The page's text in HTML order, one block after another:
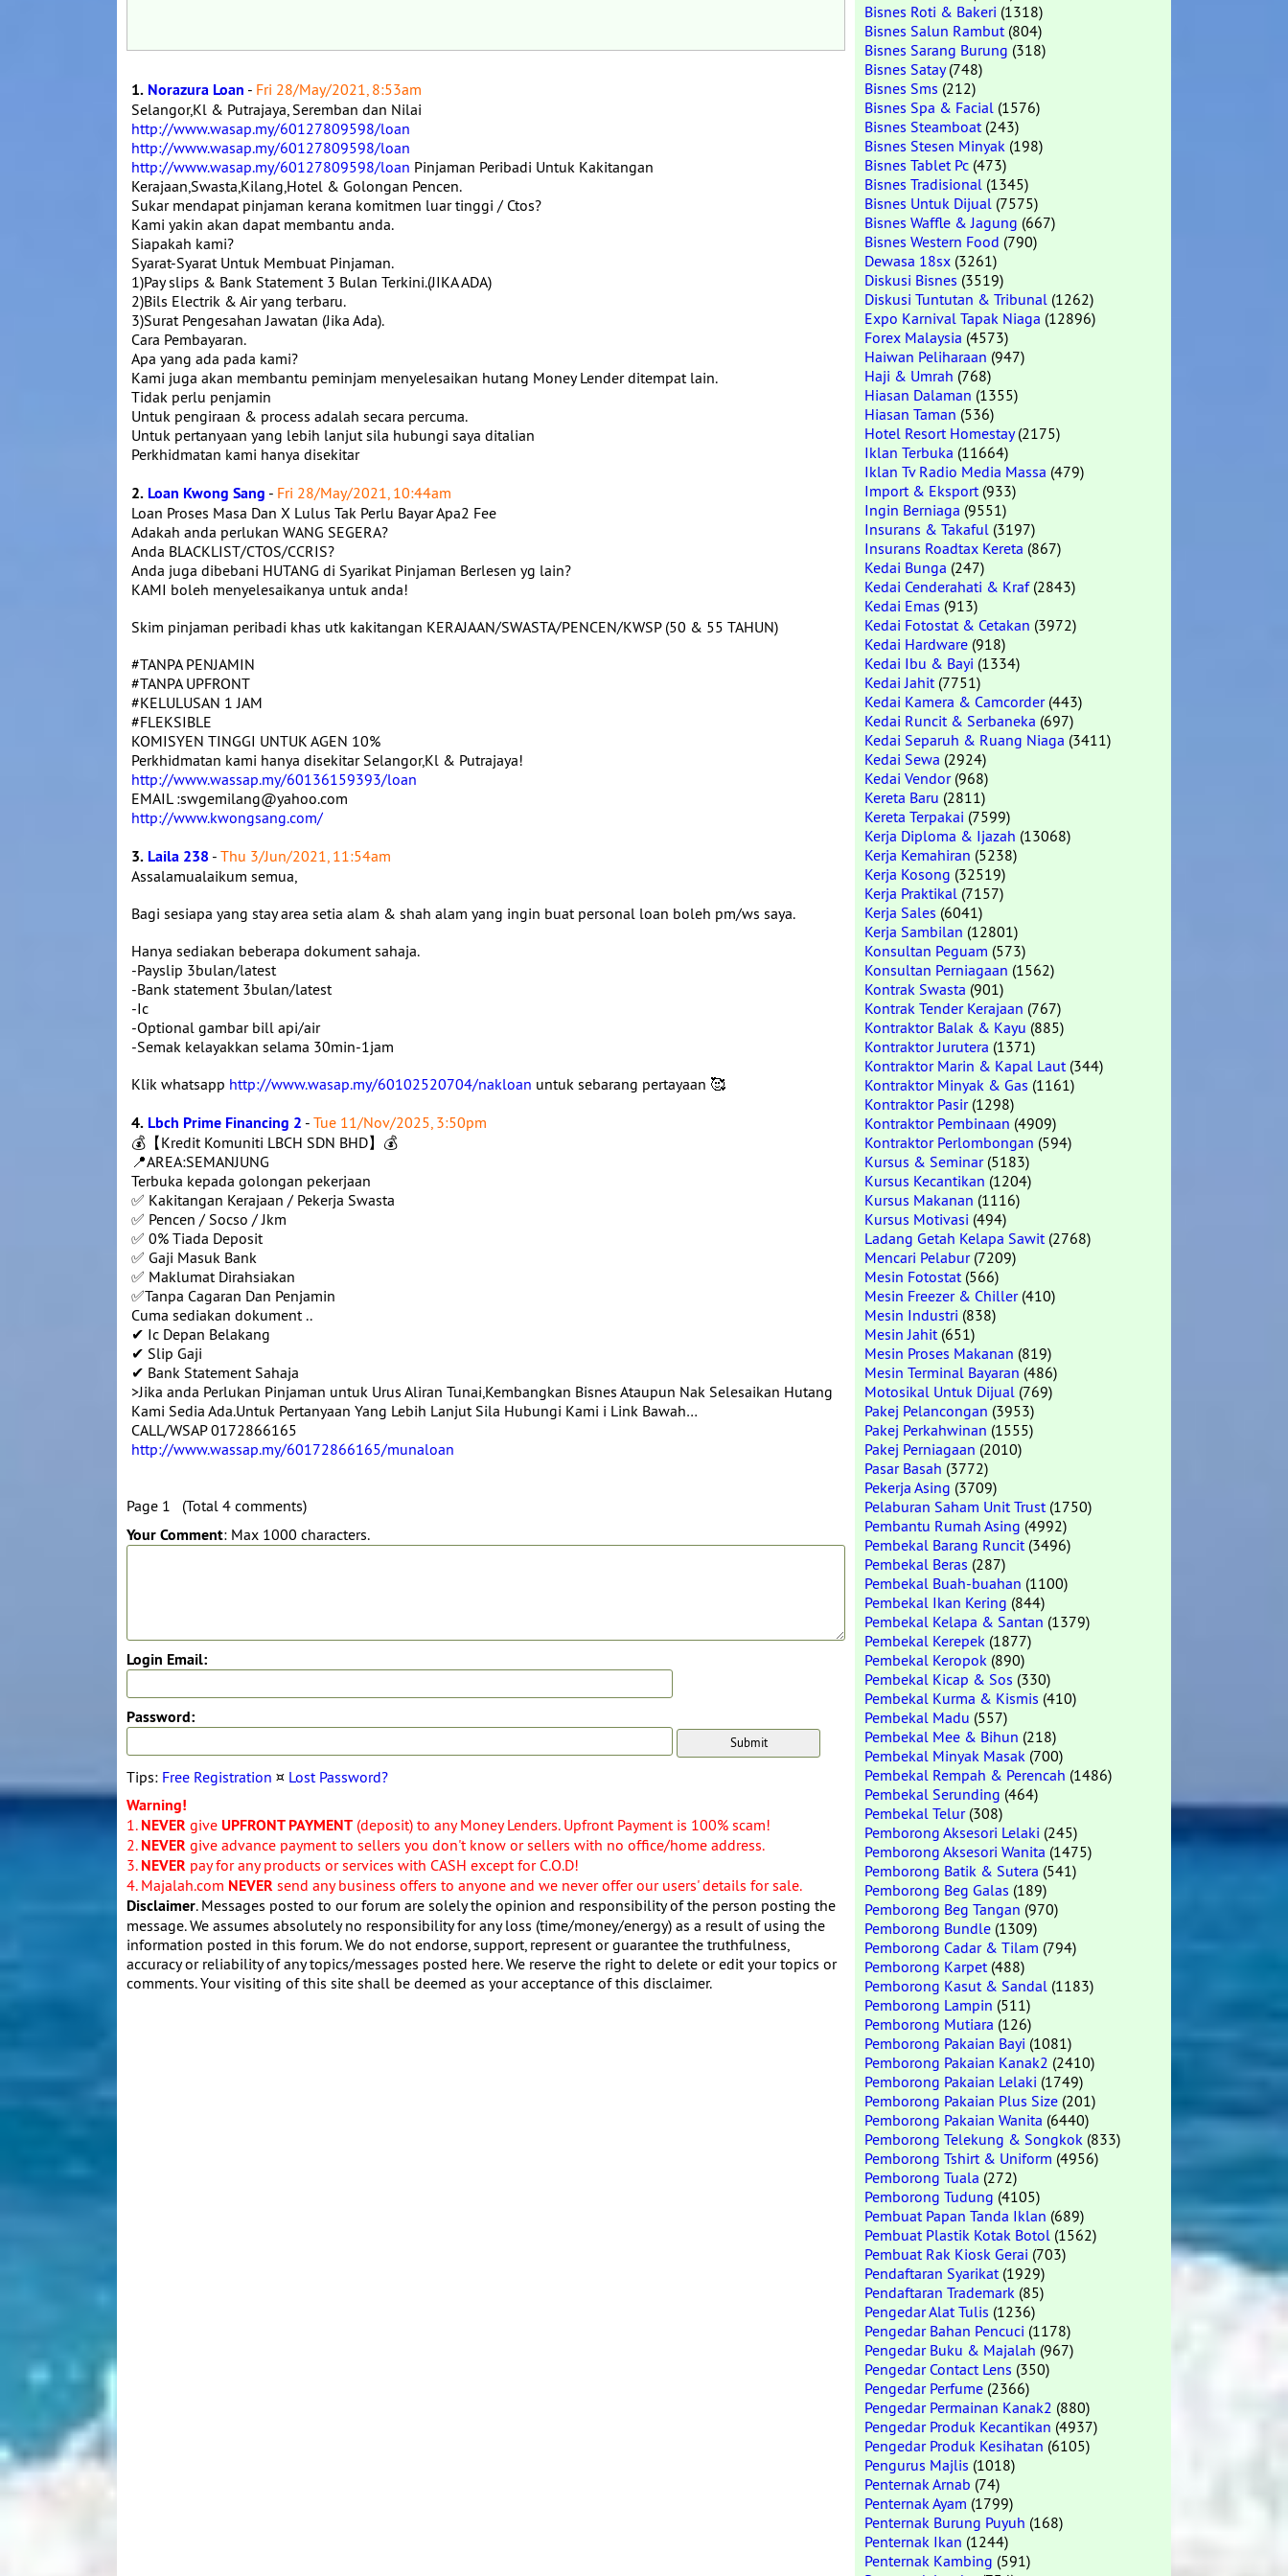
1. Norazura Loan - Fri 28/May/2021, 8:53am
Selangor,Kl & Putrajaya, Seremban dan Nilai
http://www.wasap.my/60127809598/loan
http://www.wasap.my/60127809598/loan
http://www.wasap.my/60127809598/loan Pinjaman Peribadi Untuk Kakitangan
Kerajaan,Swasta,Kilang,Hotel & Golongan Pencen.
Sukar mendapat pinjaman kerana komitmen luar tinggi / Ctos?
Kami yakin akan dapat membantu anda.
Siapakah kami?
Syarat-Syarat Untuk Membuat Pinjaman.
1)Pay slips & Bank Statement 3 Bulan Terkini.(JIKA ADA)
2)Bils Electrik & Air yang terbaru.
3)Surat Pengesahan Jawatan (Jika Ada).
Cara Pembayaran.
Apa yang ada pada kami?
Kami juga akan membantu peminjam menyelesaikan hutang Money Lender ditempat lain.
Tidak perlu penjamin
Untuk pengiraan & process adalah secara percuma.
Untuk pertanyaan yang lebih lanjut sila hubungi saya ditalian
Perkhidmatan kami hanya disekitar
2. Loan Kwong Sang - Fri 28/May/2021, 10:44am
Loan Proses Masa Dan X Lulus Tak Perlu Bayar Apa2 Fee
Adakah anda perlukan WANG SEGERA?
Anda BLACKLIST/CTOS/CCRIS?
Anda juga dibebani HUTANG di Syarikat Pinjaman Berlesen yg lain?
KAMI boleh menyelesaikanya untuk anda!
Skim pinjaman peribadi khas utk kakitangan KERAJAAN/SWASTA/PENCEN/KWSP (50 & 55 TAHUN)
#TANPA PENJAMIN
#TANPA UPFRONT
#KELULUSAN 1 JAM
#FLEKSIBLE
KOMISYEN TINGGI UNTUK AGEN 10%
Perkhidmatan kami hanya disekitar Selangor,Kl & Putrajaya!
http://www.wassap.my/60136159393/loan
EMAIL :swgemilang@yahoo.com
http://www.kwongsang.com/
3. Laila 238 - Thu 3/Jun/2021, 11:54am
Assalamualaikum semua,
Bagi sesiapa yang stay area setia alam & shah alam yang ingin buat personal loan boleh pm/ws saya.
Hanya sediakan beberapa dokument sahaja.
-Payslip 3bulan/latest
-Bank statement 3bulan/latest
-Ic
-Optional gambar bill api/air
-Semak kelayakkan selama 30min-1jam
Klik whatsapp http://www.wasap.my/60102520704/nakloan untuk sebarang pertayaan 🥰
4. Lbch Prime Financing 2 - Tue 11/Nov/2025, 3:50pm
💰【Kredit Komuniti LBCH SDN BHD】💰
📍AREA:SEMANJUNG
Terbuka kepada golongan pekerjaan
✅ Kakitangan Kerajaan / Pekerja Swasta
✅ Pencen / Socso / Jkm
✅ 0% Tiada Deposit
✅ Gaji Masuk Bank
✅ Maklumat Dirahsiakan
✅Tanpa Cagaran Dan Penjamin
Cuma sediakan dokument ..
✔ Ic Depan Belakang
✔ Slip Gaji
✔ Bank Statement Sahaja
>Jika anda Perlukan Pinjaman untuk Urus Aliran Tunai,Kembangkan Bisnes Ataupun Nak Selesaikan Hutang
Kami Sedia Ada.Untuk Pertanyaan Yang Lebih Lanjut Sila Hubungi Kami i Link Bawah…
CALL/WSAP 0172866165
http://www.wassap.my/60172866165/munaloan
Page 1 (Total 4 comments)
Your Comment: Max 1000 characters.
Login Email:
Password:
Tips: Free Registration ¤ Lost Password?
Warning!
1. NEVER give UPFRONT PAYMENT (deposit) to any Money Lenders. Upfront Payment is 100% scam!
2. NEVER give advance payment to sellers you don't know or sellers with no office/home address.
3. NEVER pay for any products or services with CASH except for C.O.D!
4. Majalah.com NEVER send any business offers to anyone and we never offer our users' details for sale.
Disclaimer. Messages posted to our forum are solely the opinion and responsibility of the person posting the
message. We assumes absolutely no responsibility for any loss (time/money/energy) as a result of using the
information posted in this forum. We do not endorse, support, represent or guarantee the truthfulness,
accuracy or reliability of any topics/messages posted here. We reserve the right to delete or edit your topics or
comments. Your visiting of this site shall be deemed as your acceptance of this disclaimer.
Bisnes Roti & Bakeri (1318)
Bisnes Salun Rambut(804)
Bisnes Sarang Burung (318)
Bisnes Satay(748)
Bisnes Sms (212)
Bisnes Spa & Facial (1576)
Bisnes Steamboat(243)
Bisnes Stesen Minyak (198)
Bisnes Tablet Pc (473)
Bisnes Tradisional (1345)
Bisnes Untuk Dijual (7575)
Bisnes Waffle & Jagung (667)
Bisnes Western Food (790)
Dewasa 18sx (3261)
Diskusi Bisnes (3519)
Diskusi Tuntutan & Tribunal (1262)
Expo Karnival Tapak Niaga (12896)
Forex Malaysia (4573)
Haiwan Peliharaan (947)
Haji & Umrah (768)
Hiasan Dalaman (1355)
Hiasan Taman (536)
Hotel Resort Homestay(2175)
Iklan Terbuka (11664)
Iklan Tv Radio Media Massa (479)
Import & Eksport(933)
Ingin Berniaga (9551)
Insurans & Takaful (3197)
Insurans Roadtax Kereta (867)
Kedai Bunga (247)
Kedai Cenderahati & Kraf(2843)
Kedai Emas (913)
Kedai Fotostat & Cetakan (3972)
Kedai Hardware (918)
Kedai Ibu & Bayi (1334)
Kedai Jahit(7751)
Kedai Kamera & Camcorder(443)
Kedai Runcit & Serbaneka (697)
Kedai Separuh & Ruang Niaga (3411)
Kedai Sewa (2924)
Kedai Vendor(968)
Kereta Baru (2811)
Kereta Terpakai (7599)
Kerja Diploma & Ijazah (13068)
Kerja Kemahiran (5238)
Kerja Kosong (32519)
Kerja Praktikal (7157)
Kerja Sales (6041)
Kerja Sambilan (12801)
Konsultan Peguam (573)
Konsultan Perniagaan (1562)
Kontrak Swasta (901)
Kontrak Tender Kerajaan (767)
Kontraktor Balak & Kayu (885)
Kontraktor Jurutera (1371)
Kontraktor Marin & Kapal Laut(344)
Kontraktor Minyak & Gas (1161)
Kontraktor Pasir(1298)
Kontraktor Pembinaan (4909)
Kontraktor Perlombongan (594)
Kursus & Seminar(5183)
Kursus Kecantikan (1204)
Kursus Makanan (1116)
Kursus Motivasi (494)
Ladang Getah Kelapa Sawit(2768)
Mencari Pelabur(7209)
Mesin Fotostat(566)
Mesin Freezer & Chiller(410)
Mesin Industri (838)
Mesin Jahit(651)
Mesin Proses Makanan (819)
Mesin Terminal Bayaran (486)
Motosikal Untuk Dijual (769)
Pakej Pelancongan (3953)
Pakej Perkahwinan (1555)
Pakej Perniagaan (2010)
Pasar Basah (3772)
Pekerja Asing (3709)
Pelaburan Saham Unit Trust(1750)
Pembantu Rumah Asing (4992)
Pembekal Barang Runcit(3496)
Pembekal Beras (287)
Pembekal Buah-buahan (1100)
Pembekal Ikan Kering (844)
Pembekal Kelapa & Santan (1379)
Pembekal Kerepek (1877)
Pembekal Keropok (890)
Pembekal Kicap & Sos (330)
Pembekal Kurma & Kismis (410)
Pembekal Madu (557)
Pembekal Mee & Bihun (218)
Pembekal Minyak Masak (700)
Pembekal Rempah & Perencah (1486)
Pembekal Serunding (464)
Pembekal Telur(308)
Pemborong Aksesori Lelaki (245)
Pemborong Aksesori Wanita (1475)
Pemborong Batik & Sutera (541)
Pemborong Beg Galas (189)
Pemborong Beg Tangan (970)
Pemborong Bundle (1309)
Pemborong Cadar & Tilam (794)
Pemborong Karpet(488)
Pemborong Kasut & Sandal (1183)
Pemborong Lampin (511)
Pemborong Mutiara (126)
Pemborong Pakaian Bayi (1081)
Pemborong Pakaian Kanak2 (2410)
Pemborong Pakaian Lelaki (1749)
Pemborong Pakaian Plus Size (201)
Pemborong Pakaian Wanita (6440)
Pemborong Telekung & Songkok (833)
Pemborong Tshirt & Uniform (4956)
Pemborong Tuala (272)
Pemborong Tudung (4105)
Pembuat Papan Tanda Iklan (689)
Pembuat Plastik Kotak Botol (1562)
Pembuat Rak Kiosk Gerai (703)
Pendaftaran Syarikat(1929)
Pendaftaran Trademark (85)
Pengedar Alat Tulis (1236)
Pengedar Bahan Pencuci (1178)
Pengedar Buku & Majalah (967)
Pengedar Contact Lens (350)
Pengedar Perfume (2366)
Pengedar Permainan Kanak2 (880)
Pengedar Produk Kecantikan (4937)
Pengedar Produk Kesihatan (6105)
Pengurus Majlis (1018)
Penternak Arnab (74)
Penternak Ayam (1799)
Penternak Burung Puyuh (168)
Penternak Ikan (1244)
Penternak Kambing (591)